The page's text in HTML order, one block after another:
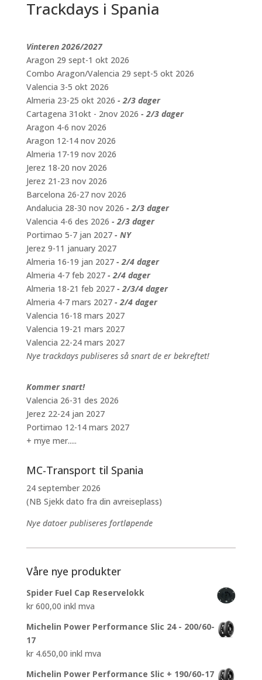
Trackdays i Spania
Vinteren 2026/2027
Aragon 29 sept-1 okt 2026
Combo Aragon/Valencia 29 sept-5 okt 2026
Valencia 3-5 okt 2026
Almeria 23-25 okt 2026 - 2/3 dager
Cartagena 31okt - 2nov 2026 - 2/3 dager
Aragon 4-6 nov 2026
Aragon 12-14 nov 2026
Almeria 17-19 nov 2026
Jerez 18-20 nov 2026
Jerez 21-23 nov 2026
Barcelona 26-27 nov 2026
Andalucia 28-30 nov 2026 - 2/3 dager
Valencia 4-6 des 2026 - 2/3 dager
Portimao 5-7 jan 2027 - NY
Jerez 9-11 january 2027
Almeria 16-19 jan 2027 - 2/4 dager
Almeria 4-7 feb 2027 - 2/4 dager
Almeria 18-21 feb 2027 - 2/3/4 dager
Almeria 4-7 mars 2027 - 2/4 dager
Valencia 16-18 mars 2027
Valencia 19-21 mars 2027
Valencia 22-24 mars 2027
Nye trackdays publiseres så snart de er bekreftet!
Kommer snart!
Valencia 26-31 des 2026
Jerez 22-24 jan 2027
Portimao 12-14 mars 2027
+ mye mer.....
MC-Transport til Spania
24 september 2026
(NB Sjekk dato fra din avreiseplass)
Nye datoer publiseres fortløpende
Våre nye produkter
Spider Fuel Cap Reservelokk
kr600,00 inkl mva
Michelin Power Performance Slic 24 - 200/60-
17
kr4.650,00 inkl mva
Michelin Power Performance Slic + 190/60-17